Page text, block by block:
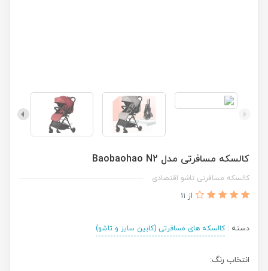
کالسکه مسافرتی مدل Baobaohao N2
کالسکه مسافرتی تاشو اقتصادی
از 11
دسته :کالسکه های مسافرتی (کابین سایز و تاشو)
انتخاب رنگ: